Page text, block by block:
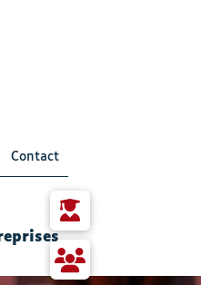
Contact
Particulier
RH
et